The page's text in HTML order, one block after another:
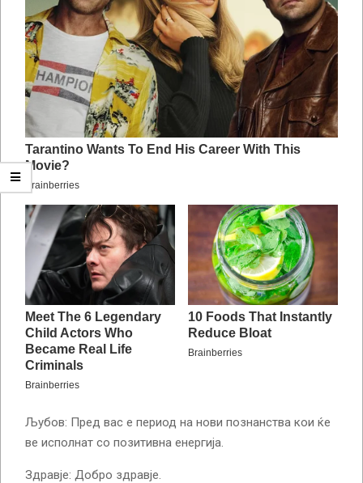
Љубов: Пред вас е период на нови познанства кои ќе
ве исполнат со позитивна енергија.
Здравје: Добро здравје.